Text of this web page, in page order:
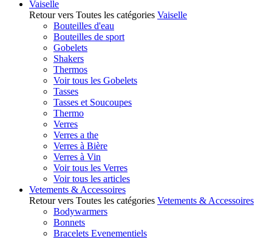
Vaiselle
Retour vers Toutes les catégories Vaiselle
Bouteilles d'eau
Bouteilles de sport
Gobelets
Shakers
Thermos
Voir tous les Gobelets
Tasses
Tasses et Soucoupes
Thermo
Verres
Verres a the
Verres à Bière
Verres à Vin
Voir tous les Verres
Voir tous les articles
Vetements & Accessoires
Retour vers Toutes les catégories Vetements & Accessoires
Bodywarmers
Bonnets
Bracelets Evenementiels